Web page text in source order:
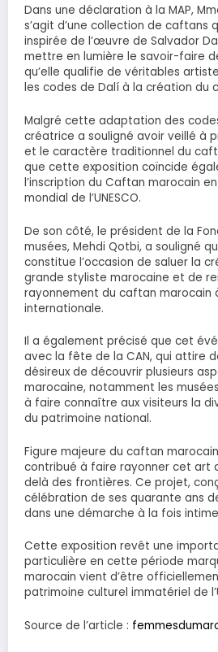
Dans une déclaration à la MAP,
s’agit d’une collection de caftans
inspirée de l’œuvre de Salvador
mettre en lumière le savoir-faire
qu’elle qualifie de véritables
les codes de Dalí à la création du
Malgré cette adaptation des
créatrice a souligné avoir veillé à
et le caractère traditionnel du
que cette exposition coïncide
l’inscription du Caftan marocain
mondial de l’UNESCO.
De son côté, le président de la
musées, Mehdi Qotbi, a souligné
constitue l’occasion de saluer la
grande styliste marocaine et de
rayonnement du caftan marocain
internationale.
Il a également précisé que cet
avec la fête de la CAN, qui attire
désireux de découvrir plusieurs
marocaine, notamment les
à faire connaître aux visiteurs la
du patrimoine national.
Figure majeure du caftan
contribué à faire rayonner cet art
delà des frontières. Ce projet,
célébration de ses quarante ans
dans une démarche à la fois
Cette exposition revêt une
particulière en cette période
marocain vient d’être
patrimoine culturel immatériel de
Source de l’article :